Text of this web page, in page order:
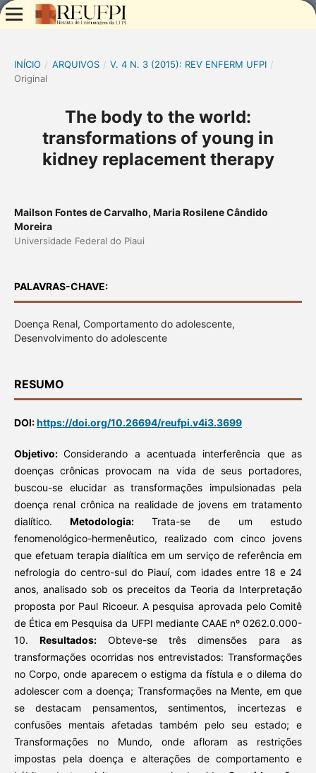
INÍCIO / ARQUIVOS / V. 4 N. 3 (2015): REV ENFERM UFPI /
Original
The body to the world:
transformations of young in
kidney replacement therapy
Mailson Fontes de Carvalho, Maria Rosilene Cândido
Moreira
Universidade Federal do Piaui
PALAVRAS-CHAVE:
Doença Renal, Comportamento do adolescente,
Desenvolvimento do adolescente
RESUMO
DOI:https://doi.org/10.26694/reufpi.v4i3.3699
Objetivo:Considerando a acentuada interferência que as
doenças crônicas provocam na vida de seus portadores,
buscou-se elucidar as transformações impulsionadas pela
doença renal crônica na realidade de jovens em tratamento
dialítico.Metodologia: Trata-se de um estudo
fenomenológico-hermenêutico, realizado com cinco jovens
que efetuam terapia dialítica em um serviço de referência em
nefrologia do centro-sul do Piauí, com idades entre 18 e 24
anos, analisado sob os preceitos da Teoria da Interpretação
proposta por Paul Ricoeur. A pesquisa aprovada pelo Comitê
de Ética em Pesquisa da UFPI mediante CAAE nº 0262.0.000-
10.Resultados: Obteve-se três dimensões para as
transformações ocorridas nos entrevistados: Transformações
no Corpo, onde aparecem o estigma da fístula e o dilema do
adolescer com a doença; Transformações na Mente, em que
se destacam pensamentos, sentimentos, incertezas e
confusões mentais afetadas também pelo seu estado; e
Transformações no Mundo, onde afloram as restrições
impostas pela doença e alterações de comportamento e